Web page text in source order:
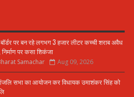
पर बन रहे लगभग 3 हजार लीटर कच्ची शराब अवैध
पर कसा शिकंजा
Samachar Aug 09, 2026
सभा का आयोजन कर विधायक उमाशंकर सिंह को